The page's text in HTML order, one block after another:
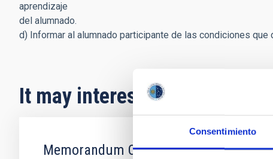
Consentimiento
aprendizaje
del alumnado.
d) Informar al alumnado participante de las condiciones que
It may interest you
Memorandum Of Understanding on